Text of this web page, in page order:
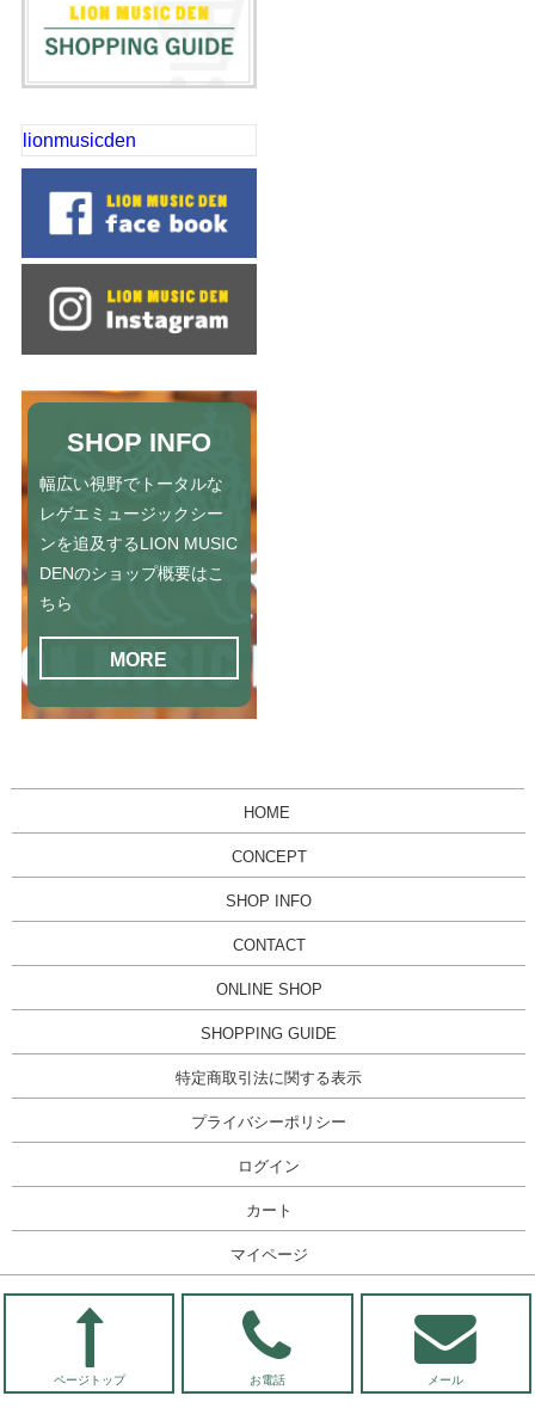
lionmusicden
SHOP INFO
幅広い視野でトータルな
レゲエミュージックシー
ンを追及するLION MUSIC
DENのショップ概要はこ
ちら
MORE
HOME
CONCEPT
SHOP INFO
CONTACT
ONLINE SHOP
SHOPPING GUIDE
特定商取引法に関する表示
プライバシーポリシー
ログイン
カート
マイページ
ページトップ お電話 メール